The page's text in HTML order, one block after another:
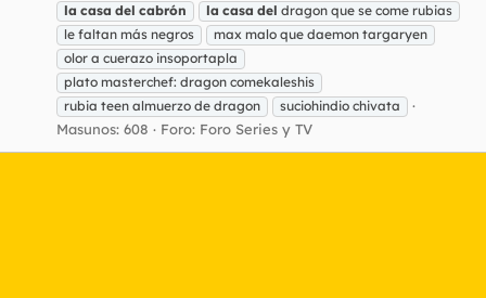
la casa del cabrón la casa del dragon que se come rubias
le faltan más negros
max malo que daemon targaryen
olor a cuerazo insoportapla
plato masterchef: dragon comekaleshis
rubia teen almuerzo de dragon
suciohindio chivata
Masunos: 608 Foro: Foro Series y TV